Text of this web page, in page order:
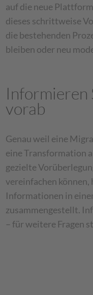
auf die neue
dieses schrittweise
die bestehenden
bleiben oder neu
Informieren
vorab
Genau weil eine
eine Transformation
gezielte
vereinfachen
Informationen in
zusammengestellt.
– für weitere Fragen